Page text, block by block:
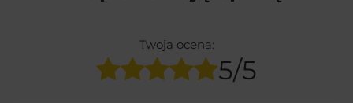
Twoja ocena:
5/5